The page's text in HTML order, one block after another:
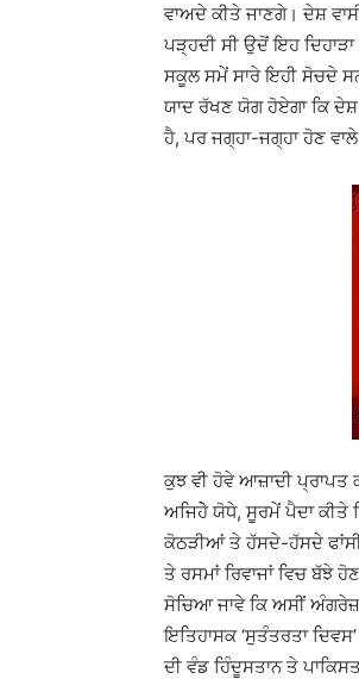
ਵਾਅਦੇ ਕੀਤੇ ਜਾਣਗੇ। ਦੇਸ਼
ਪੜ੍ਹਦੀ ਸੀ ਉਦੋਂ ਇਹ
ਸਕੂਲ ਸਮੇਂ ਸਾਰੇ ਇਹੀ ਸੋਚਦੇ
ਯਾਦ ਰੱਖਣ ਯੋਗ ਹੋਏਗਾ ਕਿ
ਹੈ, ਪਰ ਜਗ੍ਹਾ-ਜਗ੍ਹਾ ਹੋਣ
ਕੁਝ ਵੀ ਹੋਵੇ ਆਜ਼ਾਦੀ ਪ੍ਰਾਪਤ
ਅਜਿਹੇੇ ਯੋਧੇ, ਸੂਰਮੇਂ ਪੈਦਾ ਕੀਤੇ
ਕੋਠੜੀਆਂ ਤੇ ਹੱਸਦੇ-ਹੱਸਦੇ
ਤੇ ਰਸਮਾਂ ਰਿਵਾਜਾਂ ਵਿਚ ਬੱਝੇ
ਸੋਚਿਆ ਜਾਵੇ ਕਿ ਅਸੀਂ
ਇਤਿਹਾਸਕ ‘ਸੁਤੰਤਰਤਾ
ਦੀ ਵੰਡ ਹਿੰਦੂਸਤਾਨ ਤੇ